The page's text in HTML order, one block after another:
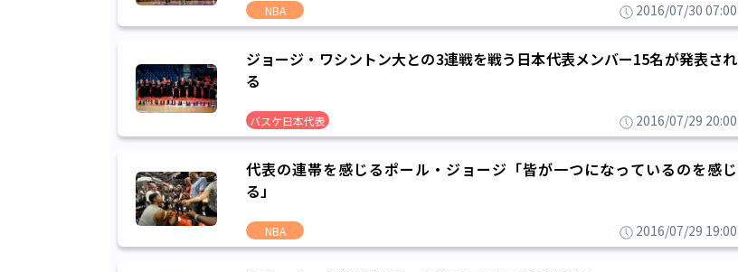
NBA 2016/07/30 07:00
ジョージ・ワシントン大との3連戦を戦う日本代表メンバー15名が発表され
る
バスケ日本代表 2016/07/29 20:00
代表の連帯を感じるポール・ジョージ「皆が一つになっているのを感じ
る」
NBA 2016/07/29 19:00